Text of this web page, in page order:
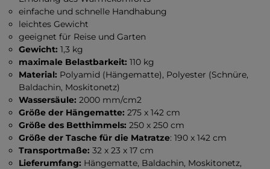
einfache und schnelle Handhabung
leichtes Gewicht
geeignet für Reise und Garten
Gewicht: 1,3 kg
maximale Belastbarkeit: 110 kg
Material: Polyamid (Hängematte), Polyester (Schnüre,
Baldachin, Moskitonetz)
Wassersäule: 2000 mm/cm2
Größe der Hängematte: 275 x 142 cm
Größe des Betthimmels: 250 x 250 cm
Größe der Tasche für die Matratze: 190 x 142 cm
Transportmaße: 32 x 23 x 17 cm
Lieferumfang: Hängematte, Baldachin, Moskitonetz,